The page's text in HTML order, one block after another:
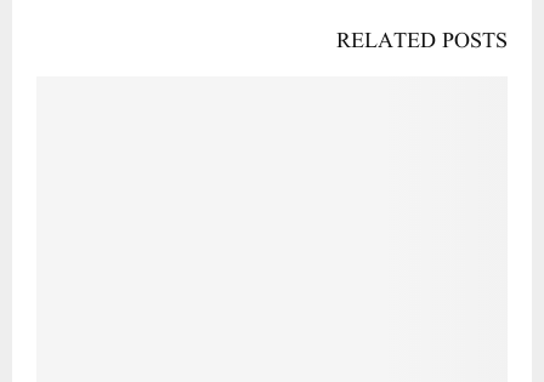
RELATED POSTS